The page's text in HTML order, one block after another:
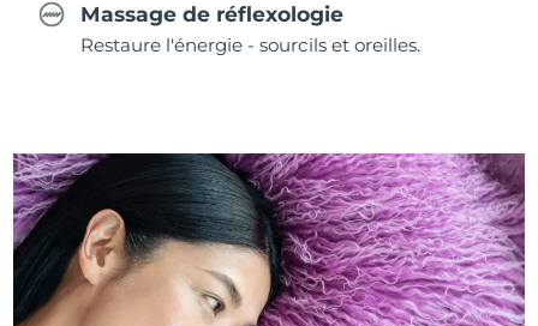
Massage de réflexologie
Restaure l'énergie - sourcils et oreilles.